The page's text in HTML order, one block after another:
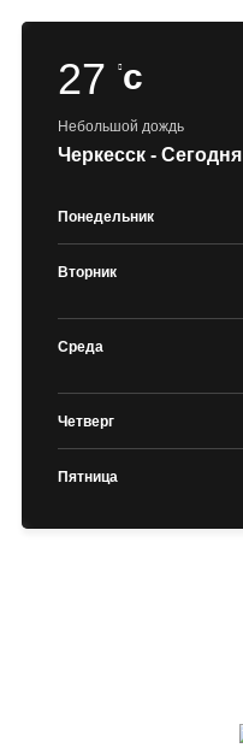
27 c
Небольшой дождь
Черкесск - Сегодня
Понедельник
Вторник
Среда
Четверг
Пятница